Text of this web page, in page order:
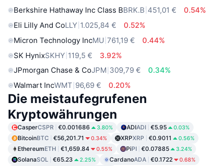
Berkshire Hathaway Inc Class BBRK.B 451,01 €
0.54%
Eli Lilly And CoLLY 1.025,84 €
0.52%
Micron Technology IncMU 761,19 €
0.44%
SK HynixSKHY 119,5 €
3.92%
JPmorgan Chase & CoJPM 309,79 €
0.34%
Walmart IncWMT 96,69 € 0.20%
Die meistaufegrufenen
Kryptowährungen
CasperCSPR €0.001686 3.80% ADIADI €5.95 0.03%
BitcoinBTC €56,201.71 0.34% XRPXRP €0.9011 0.56%
EthereumETH €1,659.84 0.55% PiPI €0.07885 3.24%
SolanaSOL €65.23 2.25% CardanoADA €0.1722 0.68%